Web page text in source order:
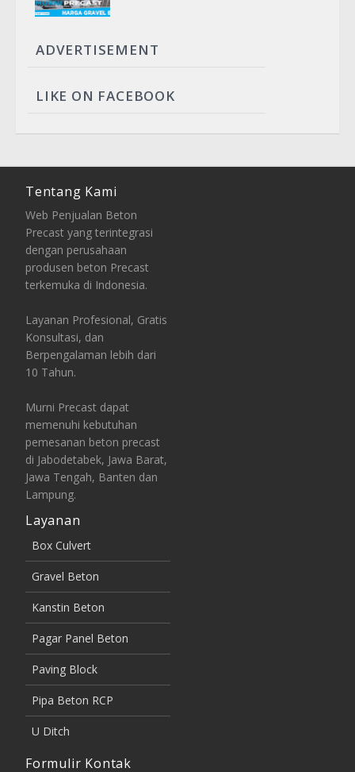
ADVERTISEMENT
LIKE ON FACEBOOK
Tentang Kami
Web Penjualan Beton
Precast yang terintegrasi
dengan perusahaan
produsen beton Precast
terkemuka di Indonesia.
Layanan Profesional, Gratis
Konsultasi, dan
Berpengalaman lebih dari
10 Tahun.
Murni Precast dapat
memenuhi kebutuhan
pemesanan beton precast
di Jabodetabek, Jawa Barat,
Jawa Tengah, Banten dan
Lampung.
Layanan
Box Culvert
Gravel Beton
Kanstin Beton
Pagar Panel Beton
Paving Block
Pipa Beton RCP
U Ditch
Formulir Kontak